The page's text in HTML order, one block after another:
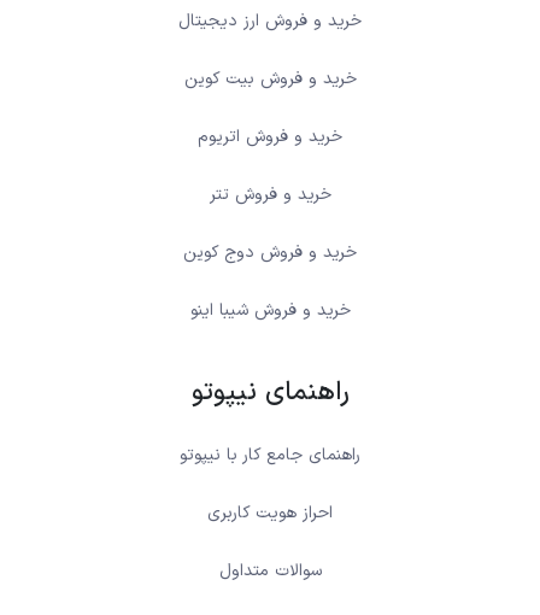
خرید و فروش ارز دیجیتال
خرید و فروش بیت کوین
خرید و فروش اتریوم
خرید و فروش تتر
خرید و فروش دوج کوین
خرید و فروش شیبا اینو
راهنمای نیپوتو
راهنمای جامع کار با نیپوتو
احراز هویت کاربری
سوالات متداول